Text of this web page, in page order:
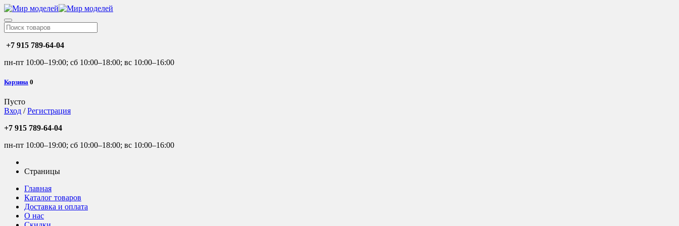
+7 915 789-64-04
пн-пт 10:00–19:00; сб 10:00–18:00; вс 10:00–16:00
Корзина 0
Пусто
Вход /Регистрация
+7 915 789-64-04
пн-пт 10:00–19:00; сб 10:00–18:00; вс 10:00–16:00
Страницы
Главная
Каталог товаров
Доставка и оплата
О нас